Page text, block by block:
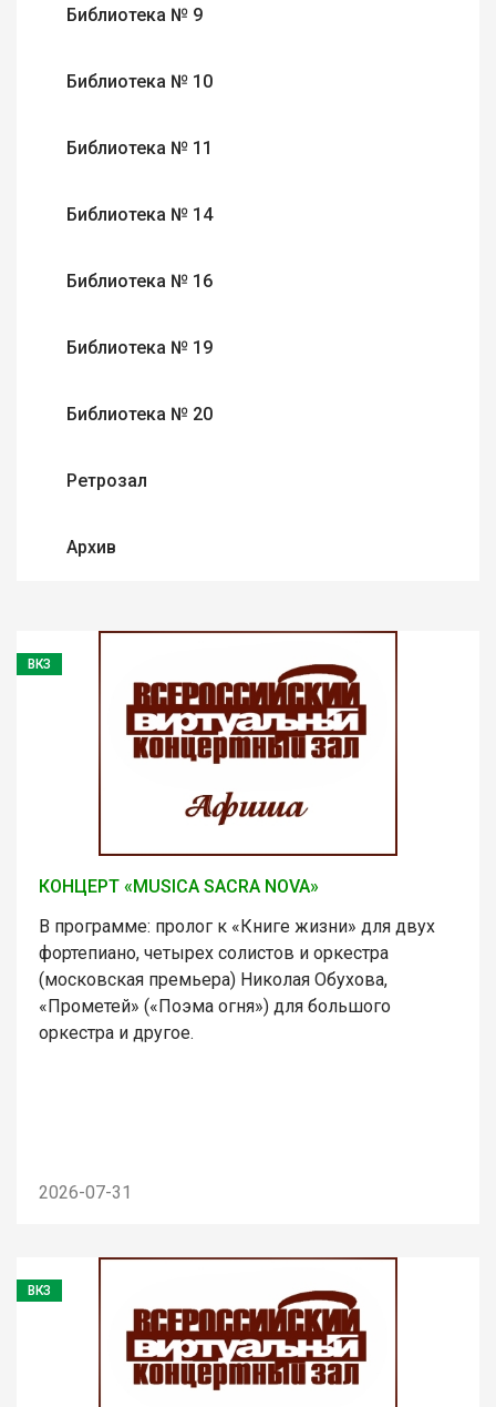
Библиотека № 9
Библиотека № 10
Библиотека № 11
Библиотека № 14
Библиотека № 16
Библиотека № 19
Библиотека № 20
Ретрозал
Архив
ВКЗ
КОНЦЕРТ «MUSICA SACRA NOVA»
В программе: пролог к «Книге жизни» для двух
фортепиано, четырех солистов и оркестра
(московская премьера) Николая Обухова,
«Прометей» («Поэма огня») для большого
оркестра и другое.
2026-07-31
ВКЗ